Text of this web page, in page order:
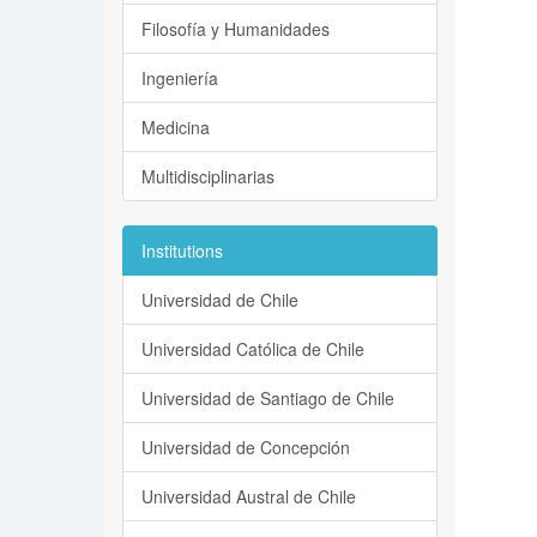
Filosofía y Humanidades
Ingeniería
Medicina
Multidisciplinarias
Institutions
Universidad de Chile
Universidad Católica de Chile
Universidad de Santiago de Chile
Universidad de Concepción
Universidad Austral de Chile